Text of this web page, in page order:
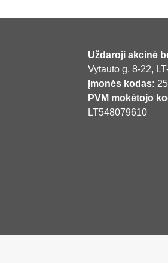
Uždaroji akcinė
Vytauto g. 8-22,
Įmonės kodas:
PVM mokėtojo
LT548079610